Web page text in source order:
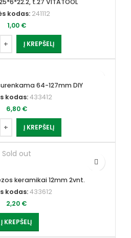
t.27 VITATOOL
kodas: 241112
1,00 €
Į KREPŠELĮ
64-127mm DIY
kodas:433412
6,80 €
Į KREPŠELĮ
Sold out
keramikai 12mm 2vnt.
kodas:433612
2,20 €
Į KREPŠELĮ